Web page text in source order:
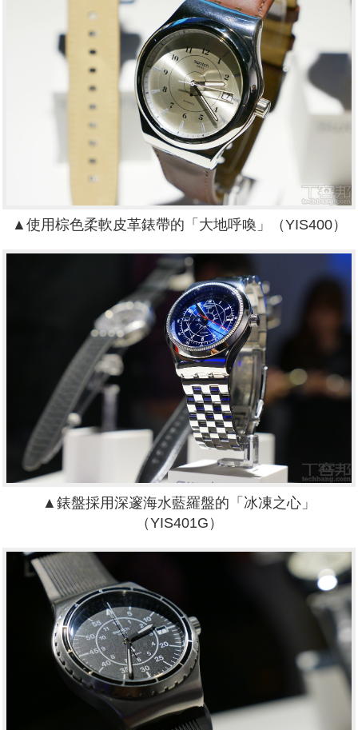
▲ 使用棕色柔軟皮革錶帶的「大地呼喚」（YIS400）
▲ 錶盤採用深邃海水藍羅盤的「冰凍之心」
（YIS401G）